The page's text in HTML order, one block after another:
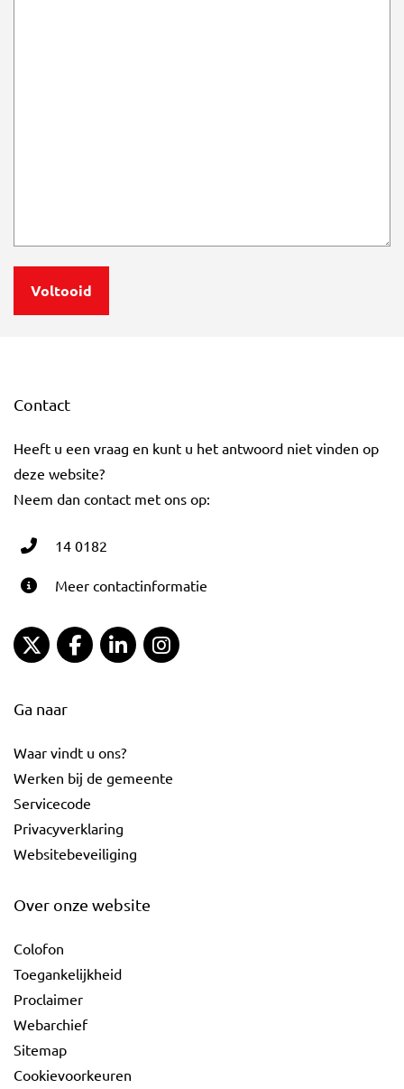
Contact
Heeft u een vraag en kunt u het antwoord niet vinden op
deze website?
Neem dan contact met ons op:
14 0182
Meer contactinformatie
Gemeente Gouda Twitter
Gemeente Gouda Facebook
Gemeente Gouda LinkedIn
Ga naar
Waar vindt u ons?
Werken bij de gemeente
Servicecode
Privacyverklaring
Websitebeveiliging
Over onze website
Colofon
Toegankelijkheid
Proclaimer
Webarchief
Sitemap
Cookievoorkeuren